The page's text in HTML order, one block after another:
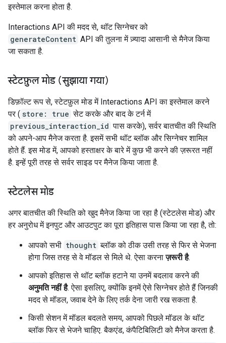
इस्तेमाल करना होता है.
Interactions API की मदद से, थॉट सिग्नेचर को
generateContent API की तुलना में ज़्यादा आसानी से मैनेज किया
जा सकता है.
स्टेटफ़ुल मोड (सुझाया गया)
डिफ़ॉल्ट रूप से, स्टेटफ़ुल मोड में Interactions API का इस्तेमाल करने
पर ( store: true सेट करके और बाद के टर्न में
previous_interaction_id पास करके), सर्वर बातचीत की स्थिति
को अपने-आप मैनेज करता है. इसमें सभी थॉट ब्लॉक और सिग्नेचर शामिल
होते हैं. इस मोड में, आपको हस्ताक्षर के बारे में कुछ भी करने की ज़रूरत नहीं
है. इन्हें पूरी तरह से सर्वर साइड पर मैनेज किया जाता है.
स्टेटलेस मोड
अगर बातचीत की स्थिति को खुद मैनेज किया जा रहा है (स्टेटलेस मोड) और
हर अनुरोध में इनपुट और आउटपुट का पूरा इतिहास पास किया जा रहा है, तो:
आपको सभी thought ब्लॉक को ठीक उसी तरह से फिर से भेजना
होगा जिस तरह से वे मॉडल से मिले थे. ऐसा करनाज़रूरी है.
आपको इतिहास से थॉट ब्लॉक हटाने या उनमें बदलाव करने की
अनुमति नहीं है. ऐसा इसलिए, क्योंकि इनमें ऐसे सिग्नेचर होते हैं जिनकी
मदद से मॉडल, जवाब देने के लिए तर्क देना जारी रख सकता है.
किसी सेशन में मॉडल बदलते समय, आपको पिछले मॉडल के थॉट
ब्लॉक फिर से भेजने चाहिए. बैकएंड, कंपैटिबिलिटी को मैनेज करता है.